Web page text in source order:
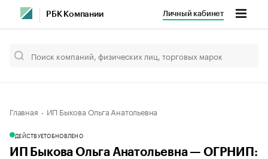
РБК Компании Личный кабинет
Главная ИП Быкова Ольга Анатольевна
ДЕЙСТВУЕТОБНОВЛЕНО
ИП Быкова Ольга Анатольевна — ОГРНИП: